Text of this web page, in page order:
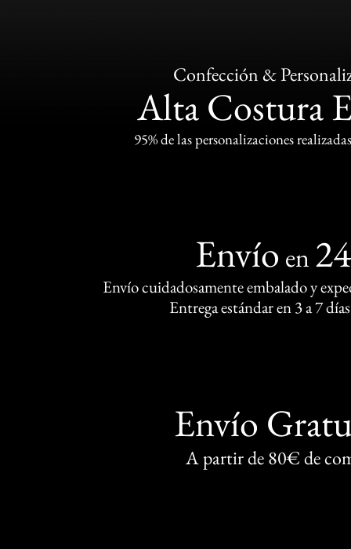
Confección &
Alta Costura
95% de las personalizaciones
Envío en
Envío cuidadosamente embalado y
Entrega estándar en 3 a 7
Envío
A partir de 80€ de